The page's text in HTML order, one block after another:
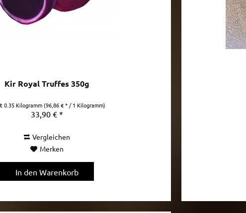
Kir Royal Truffes 350g
0.35 Kilogramm(96,86 € * / 1 Kilogramm)
33,90 € *
Vergleichen
Merken
In den Warenkorb